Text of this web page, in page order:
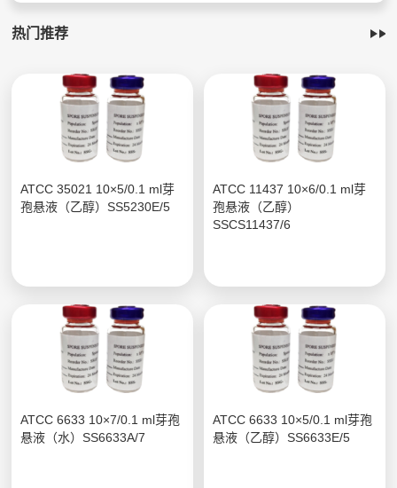
热门推荐
ATCC 35021 10×5/0.1 ml芽
孢悬液（乙醇）SS5230E/5
ATCC 11437 10×6/0.1 ml芽
孢悬液（乙醇）
SSCS11437/6
ATCC 6633 10×7/0.1 ml芽孢
悬液（水）SS6633A/7
ATCC 6633 10×5/0.1 ml芽孢
悬液（乙醇）SS6633E/5